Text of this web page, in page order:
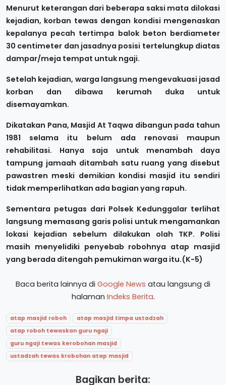
Menurut keterangan dari beberapa saksi mata dilokasi
kejadian, korban tewas dengan kondisi mengenaskan
kepalanya pecah tertimpa balok beton berdiameter
30 centimeter dan jasadnya posisi tertelungkup diatas
dampar/meja tempat untuk ngaji.
Setelah kejadian, warga langsung mengevakuasi jasad
korban dan dibawa kerumah duka untuk
disemayamkan.
Dikatakan Pana, Masjid At Taqwa dibangun pada tahun
1981 selama itu belum ada renovasi maupun
rehabilitasi. Hanya saja untuk menambah daya
tampung jamaah ditambah satu ruang yang disebut
pawastren meski demikian kondisi masjid itu sendiri
tidak memperlihatkan ada bagian yang rapuh.
Sementara petugas dari Polsek Kedunggalar terlihat
langsung memasang garis polisi untuk mengamankan
lokasi kejadian sebelum dilakukan olah TKP. Polisi
masih menyelidiki penyebab robohnya atap masjid
yang berada ditengah pemukiman warga itu.(K-5)
Baca berita lainnya di Google News atau langsung di
halaman Indeks Berita.
atap masjid roboh
atap masjid timpa ustadzah
atap roboh tewaskan guru ngaji
guru ngaji tewas kerobohan masjid
ustadzah tewas krobohan atap masjid
Bagikan berita: